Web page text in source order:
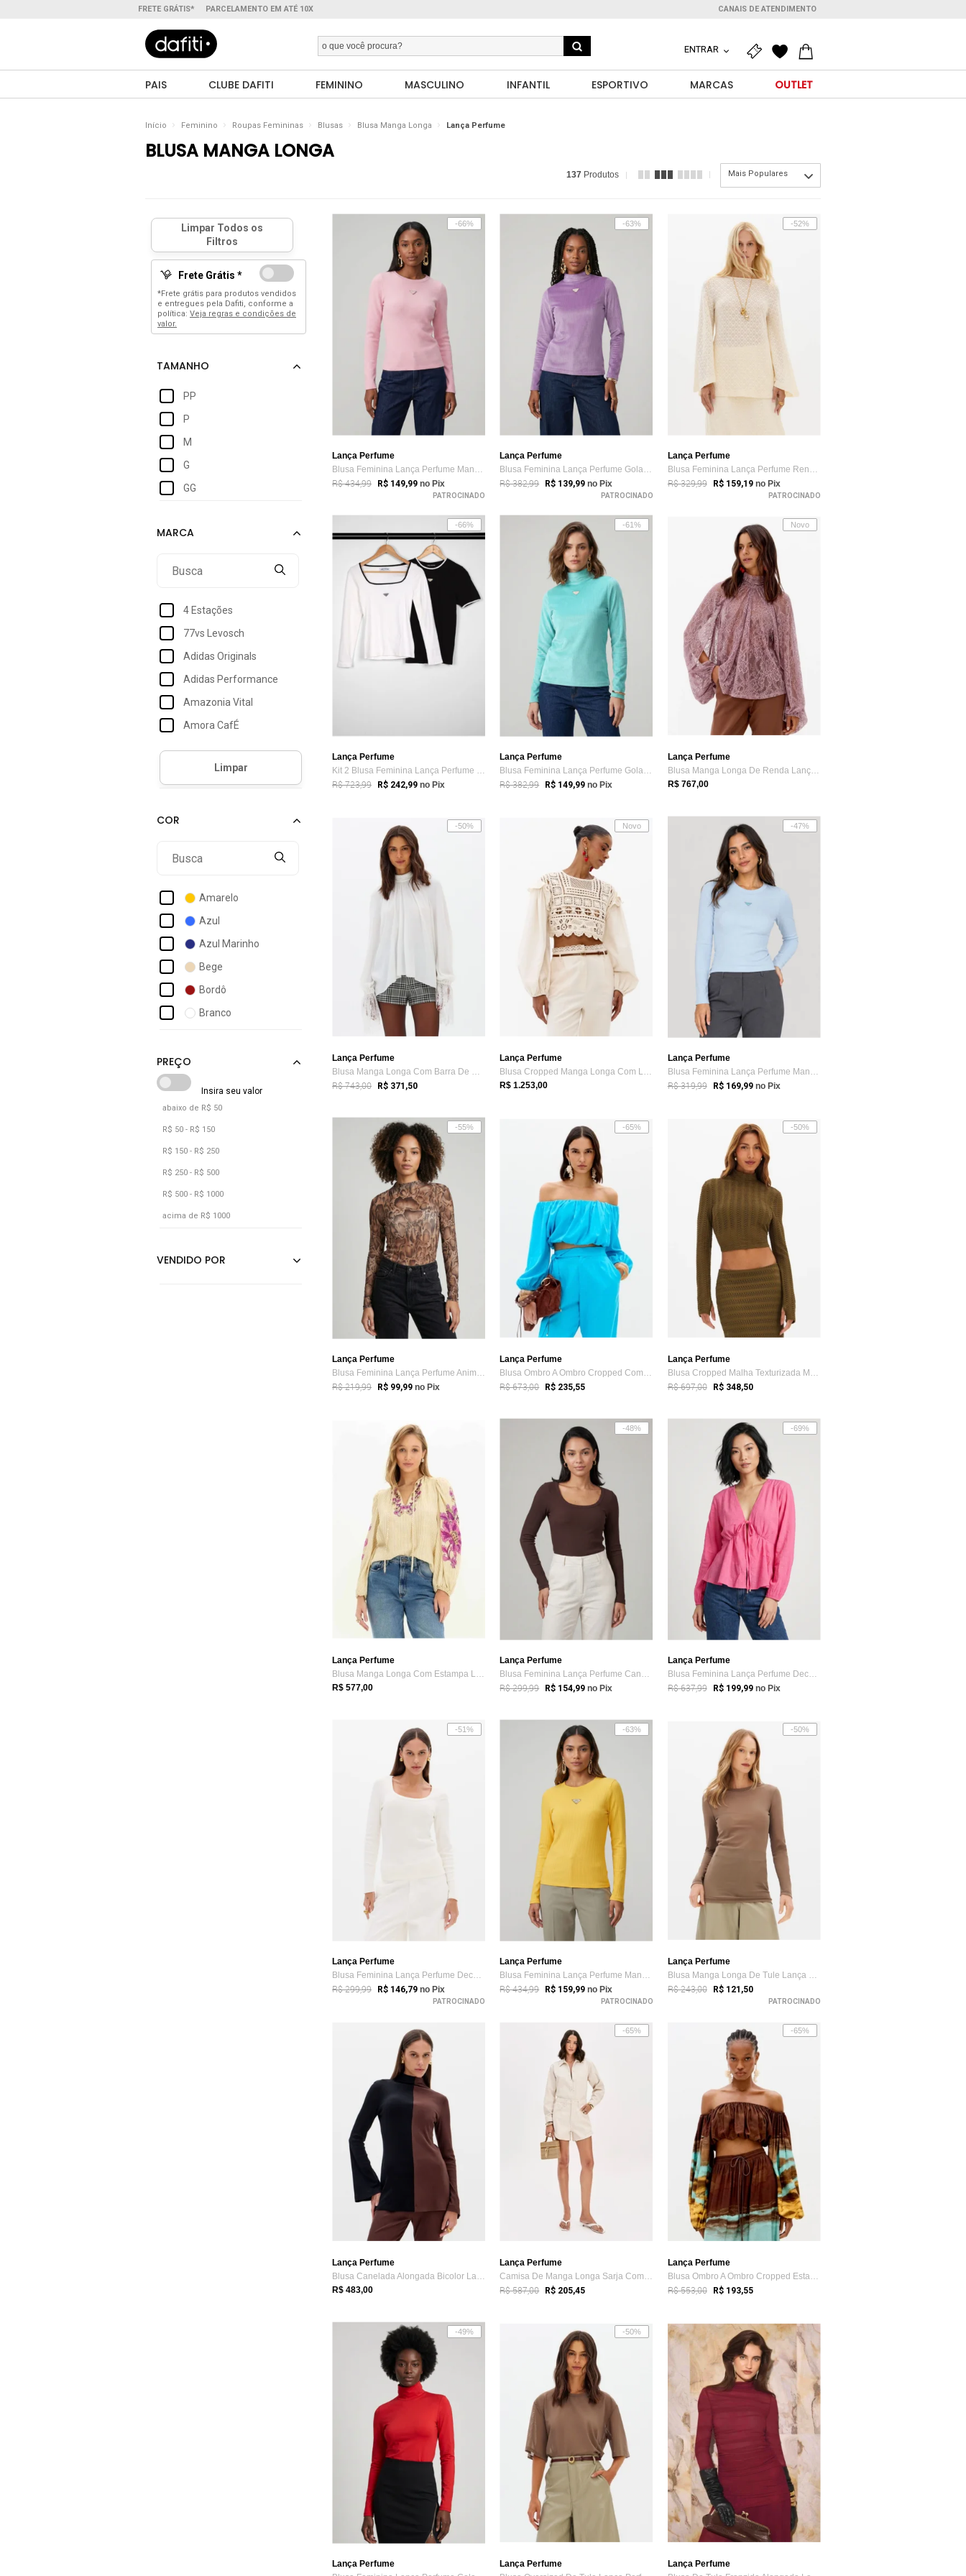
FRETE GRÁTIS* PARCELAMENTO EM ATÉ 10X CANAIS DE ATENDIMENTO
ENTRAR
PAIS CLUBE DAFITI FEMININO MASCULINO INFANTIL ESPORTIVO MARCAS OUTLET
Início Feminino Roupas Femininas Blusas Blusa Manga Longa Lança Perfume
BLUSA MANGA LONGA
137 Produtos Mais Populares
Frete Grátis *
*Frete grátis para produtos vendidos
e entregues pela Dafiti, conforme a
política: Veja regras e condições de
valor.
PP
P
M
G
GG
4 Estações
77vs Levosch
Adidas Originals
Adidas Performance
Amazonia Vital
Amora CafÉ
Aura
Autentique
Bloom
Amarelo
Azul
Azul Marinho
Bege
Bordô
Branco
Marrom
Off-white
Preto
Rosa
Roxo
Verde
abaixo de R$ 50
R$ 50 - R$ 150
R$ 150 - R$ 250
R$ 250 - R$ 500
R$ 500 - R$ 1000
acima de R$ 1000
-66%
Lança Perfume
Blusa Feminina Lança Perfume Manga Longa...
R$ 434,99 R$ 149,99 no Pix
PATROCINADO
-63%
Lança Perfume
Blusa Feminina Lança Perfume Gola Alta Lilás
R$ 382,99 R$ 139,99 no Pix
PATROCINADO
-52%
Lança Perfume
Blusa Feminina Lança Perfume Renda Geomé...
R$ 329,99 R$ 159,19 no Pix
PATROCINADO
-66%
Lança Perfume
Kit 2 Blusa Feminina Lança Perfume Bicolor Branca
R$ 723,99 R$ 242,99 no Pix
-61%
Lança Perfume
Blusa Feminina Lança Perfume Gola Alta V...
R$ 382,99 R$ 149,99 no Pix
Novo
Lança Perfume
Blusa Manga Longa De Renda Lança Perfume
R$ 767,00
-50%
Lança Perfume
Blusa Manga Longa Com Barra De Renda Lan...
R$ 743,00 R$ 371,50
Novo
Lança Perfume
Blusa Cropped Manga Longa Com Linho Lança Perfume
R$ 1.253,00
-47%
Lança Perfume
Blusa Feminina Lança Perfume Manga Longa...
R$ 319,99 R$ 169,99 no Pix
-55%
Lança Perfume
Blusa Feminina Lança Perfume Animal Print Marrom
R$ 219,99 R$ 99,99 no Pix
-65%
Lança Perfume
Blusa Ombro A Ombro Cropped Com Linho La...
R$ 673,00 R$ 235,55
-50%
Lança Perfume
Blusa Cropped Malha Texturizada Manga Lo...
R$ 697,00 R$ 348,50
Lança Perfume
Blusa Manga Longa Com Estampa Local Lança Perfume
R$ 577,00
-48%
Lança Perfume
Blusa Feminina Lança Perfume Canelada Marrom
R$ 299,99 R$ 154,99 no Pix
-69%
Lança Perfume
Blusa Feminina Lança Perfume Decote V Ma...
R$ 637,99 R$ 199,99 no Pix
-51%
Lança Perfume
Blusa Feminina Lança Perfume Decote Quad...
R$ 299,99 R$ 146,79 no Pix
PATROCINADO
-63%
Lança Perfume
Blusa Feminina Lança Perfume Manga Longa...
R$ 434,99 R$ 159,99 no Pix
PATROCINADO
-50%
Lança Perfume
Blusa Manga Longa De Tule Lança Perfume
R$ 243,00 R$ 121,50
PATROCINADO
Lança Perfume
Blusa Canelada Alongada Bicolor Lança Perfume
R$ 483,00
-65%
Lança Perfume
Camisa De Manga Longa Sarja Com Linho La...
R$ 587,00 R$ 205,45
-65%
Lança Perfume
Blusa Ombro A Ombro Cropped Estampada La...
R$ 553,00 R$ 193,55
-49%
Lança Perfume
-50%
Lança Perfume
Lança Perfume